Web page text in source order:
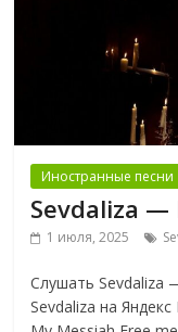
Иностранные песни
Sevdaliza —
1 июля, 2025
Слушать Sevdaliza
Sevdaliza на